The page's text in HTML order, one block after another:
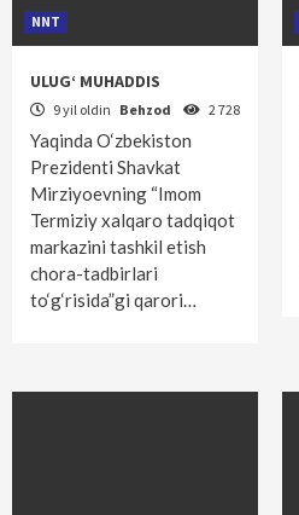
NNT
ULUG‘ MUHADDIS
9 yil oldin Behzod 2 728
Yaqinda O‘zbekiston
Prezidenti Shavkat
Mirziyoevning “Imom
Termiziy xalqaro tadqiqot
markazini tashkil etish
chora-tadbirlari
to‘g‘risida”gi qarori…